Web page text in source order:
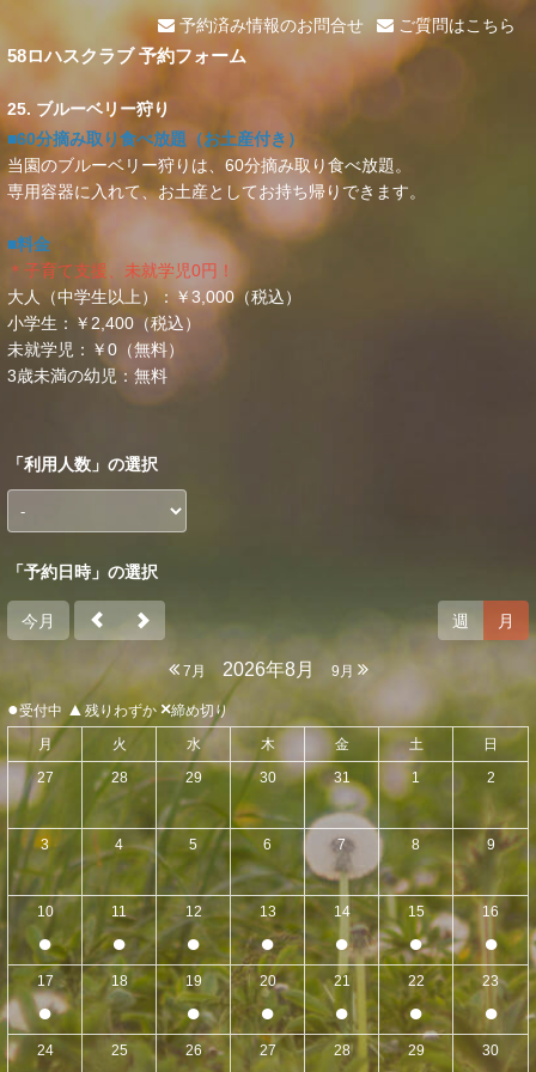
予約済み情報のお問合せ ご質問はこちら
58ロハスクラブ 予約フォーム
25. ブルーベリー狩り
■60分摘み取り食べ放題（お土産付き）
当園のブルーベリー狩りは、60分摘み取り食べ放題。
専用容器に入れて、お土産としてお持ち帰りできます。
■料金
＊子育て支援、未就学児0円！
大人（中学生以上）：￥3,000（税込）
小学生：￥2,400（税込）
未就学児：￥0（無料）
3歳未満の幼児：無料
「 利用人数 」の選択
「予約日時」の選択
今月
7月 2026年8月 9月
週 月
●受付中 ▲ 残りわずか ×締め切り
月
火 水 木 金 土
日
27
28 29 30 31 1 2
3 4 5 6 7 8 9
10
●
11
●
12
●
13
●
14
●
15
●
16
●
17
●
18 19
●
20
●
21
●
22
●
23
●
24 25 26 27 28 29 30